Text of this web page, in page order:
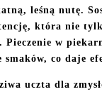
leśną nutę.
która nie
w
smaków, co daje
uczta dla